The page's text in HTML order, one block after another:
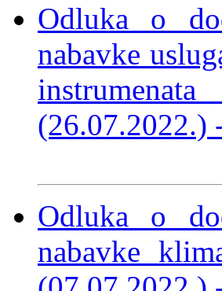
Odluka o
nabavke
(26.07.2022.)
Odluka o
nabavke